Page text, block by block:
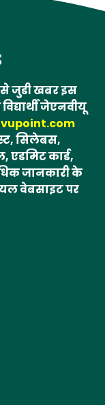
जुडी खबर इस
जेएनवीयू
सिलेबस,
एडमिट कार्ड,
जानकारी के
वेबसाइट पर